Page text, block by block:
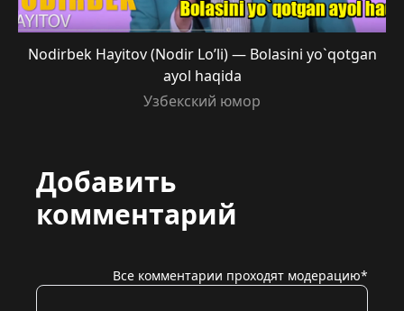
Nodirbek Hayitov (Nodir Lo’li) — Bolasini yo`qotgan
ayol haqida
Узбекский юмор
Добавить
комментарий
Все комментарии проходят модерацию*